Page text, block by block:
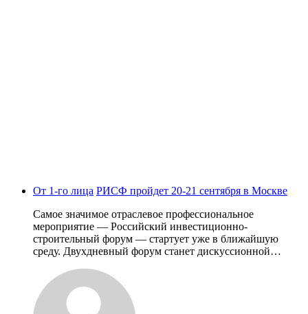
От 1-го лица РИСФ пройдет 20-21 сентября в Москве
Самое значимое отраслевое профессиональное
мероприятие — Российский инвестиционно-
строительный форум — стартует уже в ближайшую
среду. Двухдневный форум станет дискуссионной…